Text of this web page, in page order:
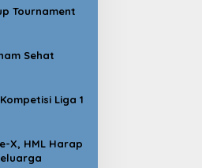
Tournament
Sehat
Liga 1
X, HML Harap